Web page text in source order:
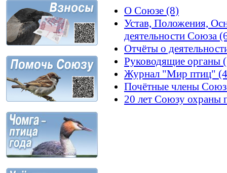
О Союзе (8)
Устав, Положения,
деятельности Союза
Отчёты о
Руководящие органы
Журнал "Мир птиц"
Почётные члены
20 лет Союзу охраны